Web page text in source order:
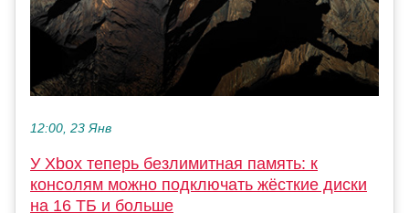
12:00, 23 Янв
У Xbox теперь безлимитная память: к
консолям можно подключать жёсткие диски
на 16 ТБ и больше